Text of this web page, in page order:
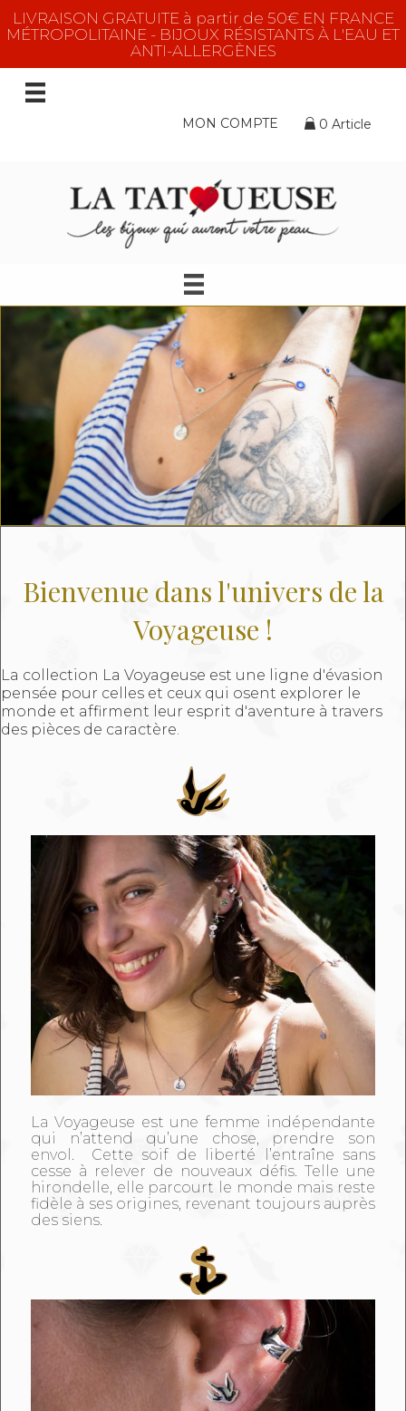
LIVRAISON GRATUITE à partir de 50€ EN FRANCE
MÉTROPOLITAINE - BIJOUX RÉSISTANTS À L'EAU ET
ANTI-ALLERGÈNES
MON COMPTE 0 Article
Bienvenue dans l'univers de la
Voyageuse !
La collection La Voyageuse est une ligne d'évasion
pensée pour celles et ceux qui osent explorer le
monde et affirment leur esprit d'aventure à travers
des pièces de caractère.
La Voyageuse est une femme indépendante
qui n’attend qu’une chose, prendre son
envol. Cette soif de liberté l’entraîne sans
cesse à relever de nouveaux défis. Telle une
hirondelle, elle parcourt le monde mais reste
fidèle à ses origines, revenant toujours auprès
des siens.